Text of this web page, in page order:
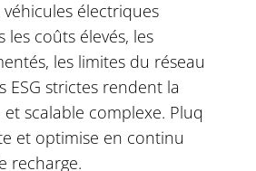
véhicules électriques
les coûts élevés, les
les limites du réseau
ESG strictes rendent la
scalable complexe. Pluq
et optimise en continu
recharge.